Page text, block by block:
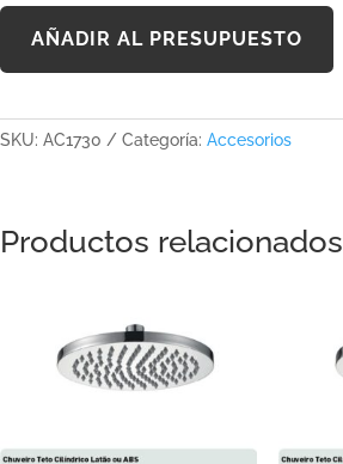
AÑADIR AL PRESUPUESTO
SKU: AC1730 Categoría: Accesorios
Productos relacionados